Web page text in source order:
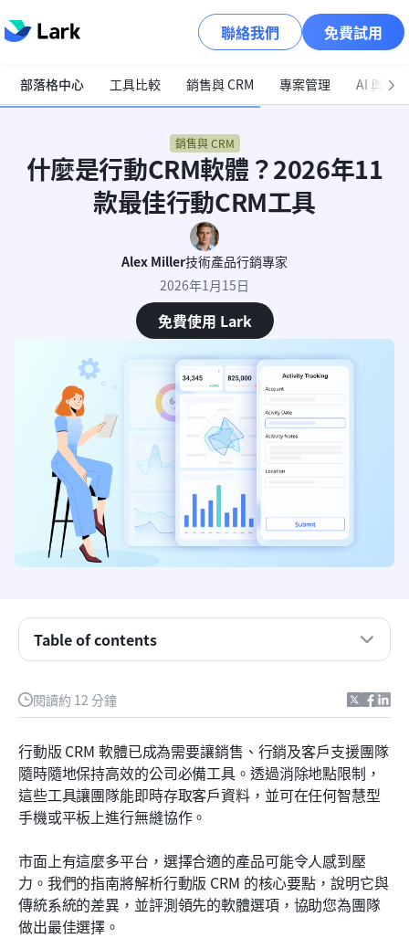
聯絡我們 免費試用
部落格中心 工具比較 銷售與 CRM 專案管理 AI 與自
銷售與 CRM
什麼是行動CRM軟體？2026年11
款最佳行動CRM工具
Alex Miller技術產品行銷專家
2026年1月15日
免費使用 Lark
閱讀約 12 分鐘
行動版 CRM 軟體已成為需要讓銷售、行銷及客戶支援團隊
隨時隨地保持高效的公司必備工具。透過消除地點限制，
這些工具讓團隊能即時存取客戶資料，並可在任何智慧型
手機或平板上進行無縫協作。
市面上有這麼多平台，選擇合適的產品可能令人感到壓
力。我們的指南將解析行動版 CRM 的核心要點，說明它與
傳統系統的差異，並評測領先的軟體選項，協助您為團隊
做出最佳選擇。
Table of contents
什麼是行動CRM軟體？
行動客戶關係管理軟體概覽
前11大行動CRM軟體
我們如何選擇並評估行動CRM軟體
行動客戶關係管理軟體的優點